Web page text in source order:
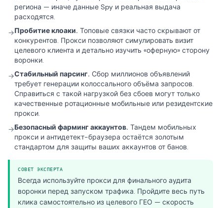
региона — иначе данные Spy и реальная выдача
расходятся.
→Пробитие клоаки. Топовые связки часто скрывают от
конкурентов. Прокси позволяют симулировать визит
целевого клиента и детально изучить «оферную» сторону
воронки.
→Стабильный парсинг. Сбор миллионов объявлений
требует генерации колоссального объёма запросов.
Справиться с такой нагрузкой без сбоев могут только
качественные ротационные мобильные или резидентские
прокси.
→Безопасный фарминг аккаунтов. Тандем мобильных
прокси и антидетект-браузера остаётся золотым
стандартом для защиты ваших аккаунтов от банов.
СОВЕТ ЭКСПЕРТА
Всегда используйте прокси для финального аудита
воронки перед запуском трафика. Пройдите весь путь
клика самостоятельно из целевого ГЕО — скорость